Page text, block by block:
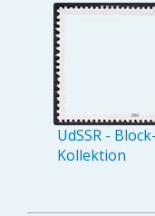
UdSSR - Block-
Kollektion